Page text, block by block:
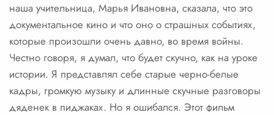
наша учительница, Марья Ивановна, сказала, что это
документальное кино и что оно о страшных событиях,
которые произошли очень давно, во время войны.
Честно говоря, я думал, что будет скучно, как на уроке
истории. Я представлял себе старые черно-белые
кадры, громкую музыку и длинные скучные разговоры
дяденек в пиджаках. Но я ошибался. Этот фильм